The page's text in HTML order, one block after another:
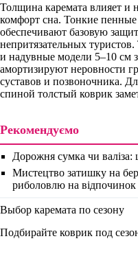
Толщина каремата влияет и
комфорт сна. Тонкие
обеспечивают базовую
непритязательных
и надувные модели 5–10 см
амортизируют неровности
суставов и позвоночника.
спиной толстый коврик
Рекомендуємо
Дорожня сумка чи
Мистецтво затишку на
риболовлю на відпочинок
Выбор каремата по сезону
Подбирайте коврик под